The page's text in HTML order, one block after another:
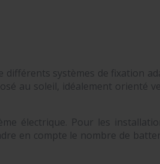
systèmes de fixation
au soleil, idéalement orienté
électrique. Pour les
en compte le nombre de